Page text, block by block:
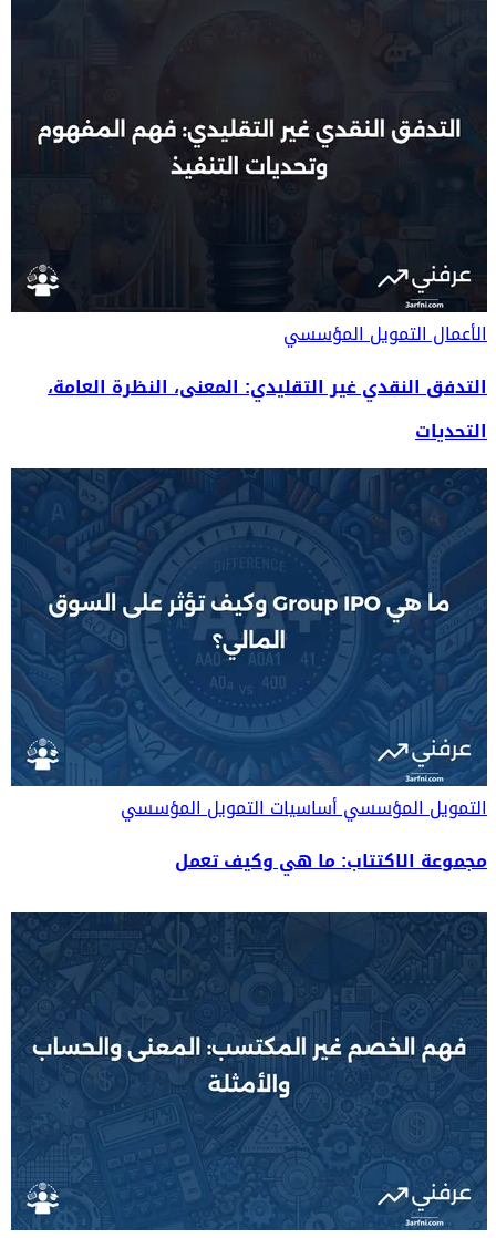
الأعمالالتمويل المؤسسي
التدفق النقدي غير التقليدي: المعنى، النظرة العامة،
التحديات
التمويل المؤسسيأساسيات التمويل المؤسسي
مجموعة الاكتتاب: ما هي وكيف تعمل